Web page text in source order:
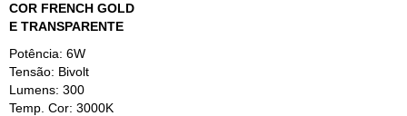
COR FRENCH GOLD
E TRANSPARENTE
Potência: 6W
Tensão: Bivolt
Lumens: 300
Temp. Cor: 3000K